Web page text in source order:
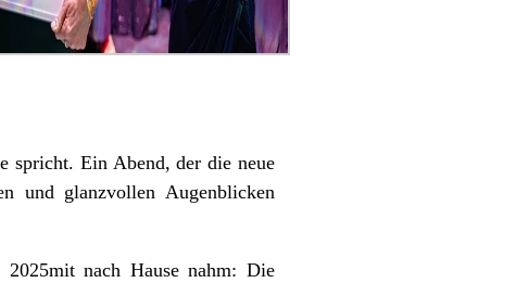
spricht. Ein Abend, der die neue
und glanzvollen Augenblicken
nach Hause nahm: Die